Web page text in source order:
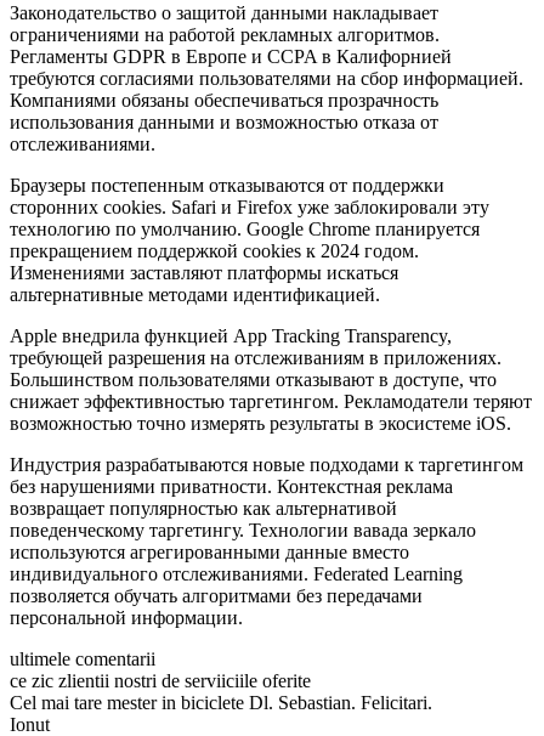
Законодательство о защитой данными накладывает
ограничениями на работой рекламных алгоритмов.
Регламенты GDPR в Европе и CCPA в Калифорнией
требуются согласиями пользователями на сбор информацией.
Компаниями обязаны обеспечиваться прозрачность
использования данными и возможностью отказа от
отслеживаниями.
Браузеры постепенным отказываются от поддержки
сторонних cookies. Safari и Firefox уже заблокировали эту
технологию по умолчанию. Google Chrome планируется
прекращением поддержкой cookies к 2024 годом.
Изменениями заставляют платформы искаться
альтернативные методами идентификацией.
Apple внедрила функцией App Tracking Transparency,
требующей разрешения на отслеживаниям в приложениях.
Большинством пользователями отказывают в доступе, что
снижает эффективностью таргетингом. Рекламодатели теряют
возможностью точно измерять результаты в экосистеме iOS.
Индустрия разрабатываются новые подходами к таргетингом
без нарушениями приватности. Контекстная реклама
возвращает популярностью как альтернативой
поведенческому таргетингу. Технологии вавада зеркало
используются агрегированными данные вместо
индивидуального отслеживаниями. Federated Learning
позволяется обучать алгоритмами без передачами
персональной информации.
ultimele comentarii
ce zic zlientii nostri de serviiciile oferite
Cel mai tare mester in biciclete Dl. Sebastian. Felicitari.
Ionut